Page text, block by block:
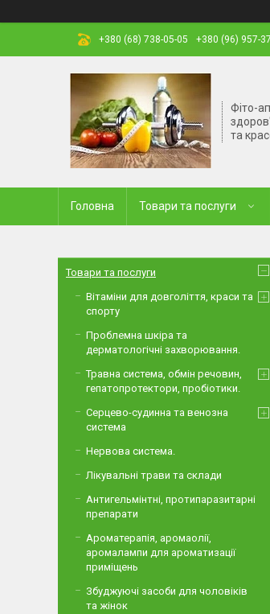
+380 (68) 738-05-05 +380 (96) 957-
Фіто-
та
Головна Товари та послуги
Товари та послуги
Вітаміни для довголіття, краси та
спорту
Проблемна шкіра та
дерматологічні захворювання.
Травна система, обмін речовин,
гепатопротектори, пробіотики.
Серцево-судинна та венозна
система
Нервова система.
Лікувальні трави та склади
Антигельмінтні, протипаразитарні
препарати
Ароматерапія, аромаолії,
аромалампи для ароматизації
приміщень
Збуджуючі засоби для чоловіків
та жінок